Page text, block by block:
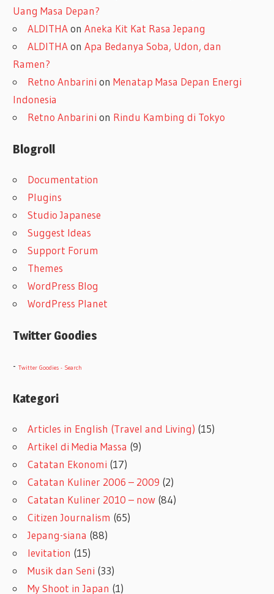
Uang Masa Depan?
ALDITHAonAneka Kit Kat Rasa Jepang
ALDITHAonApa Bedanya Soba, Udon, dan
Ramen?
Retno Anbarini onMenatap Masa Depan Energi
Indonesia
Retno Anbarini on Rindu Kambing di Tokyo
Blogroll
Documentation
Plugins
Studio Japanese
Suggest Ideas
Support Forum
Themes
WordPress Blog
WordPress Planet
Twitter Goodies
-Twitter Goodies - Search
Kategori
Articles in English (Travel and Living) (15)
Artikel di Media Massa (9)
Catatan Ekonomi (17)
Catatan Kuliner 2006 – 2009 (2)
Catatan Kuliner 2010 – now (84)
Citizen Journalism (65)
Jepang-siana (88)
levitation (15)
Musik dan Seni (33)
My Shoot in Japan (1)